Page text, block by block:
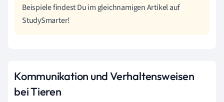
Beispiele findest Du im gleichnamigen Artikel auf
StudySmarter!
Kommunikation und Verhaltensweisen
bei Tieren